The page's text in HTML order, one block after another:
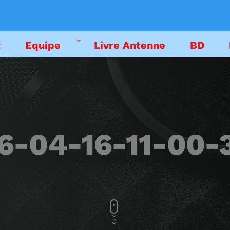
Equipe Livre Antenne BD
LIVRE ANTENNE
EMISSION EN
04-16-11-00-